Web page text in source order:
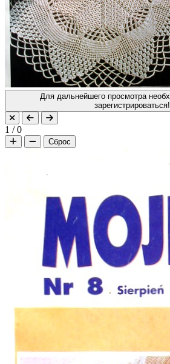
Для дальнейшего просмотра необходимо войти или
зарегистрироваться!
1 /0
Сброс